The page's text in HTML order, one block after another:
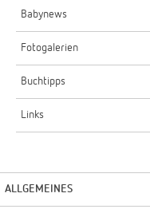
Babynews
Fotogalerien
Buchtipps
Links
ALLGEMEINES